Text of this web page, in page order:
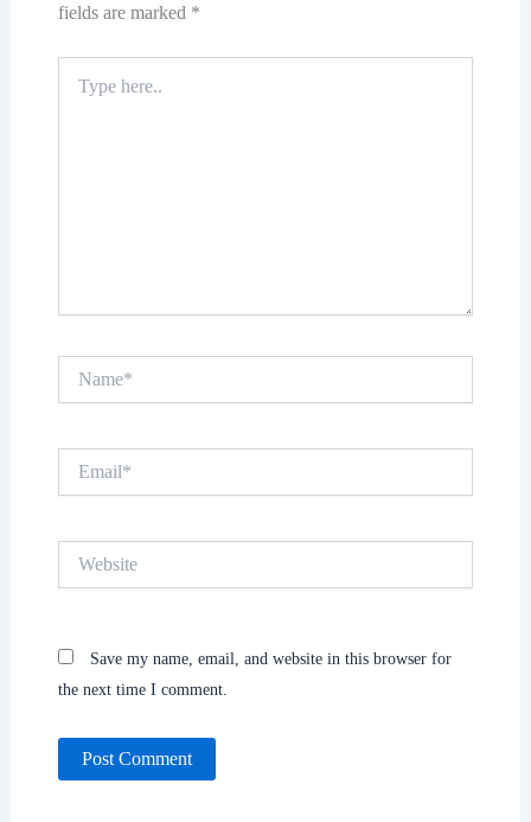
fields are marked *
here..
Save my name, email, and website in this browser for
the next time I comment.